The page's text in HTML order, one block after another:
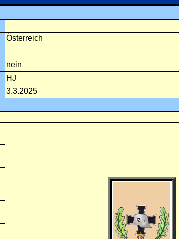
Österreich
nein
HJ
3.3.2025